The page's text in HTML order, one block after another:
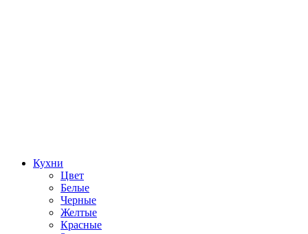
Кухни
Цвет
Белые
Черные
Желтые
Красные